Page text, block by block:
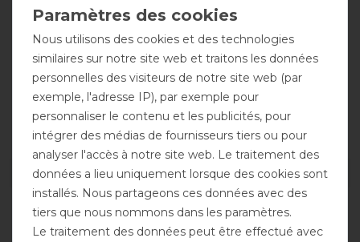
Imperméable
DÉTAILS SUR LA SÉCURITÉ DES PRODUITS
Nous utilisons des cookies et des technologies
similaires sur notre site web et traitons les données
personnelles des visiteurs de notre site web (par
exemple, l'adresse IP), par exemple pour
personnaliser le contenu et les publicités, pour
intégrer des médias de fournisseurs tiers ou pour
analyser l'accès à notre site web. Le traitement des
données a lieu uniquement lorsque des cookies sont
installés. Nous partageons ces données avec des
tiers que nous nommons dans les paramètres.
Le traitement des données peut être effectué avec